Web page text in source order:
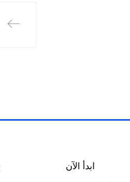
ابدأ الآن